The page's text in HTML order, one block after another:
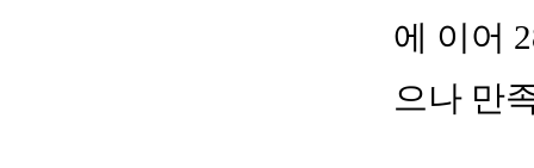
에 이어
으나 만